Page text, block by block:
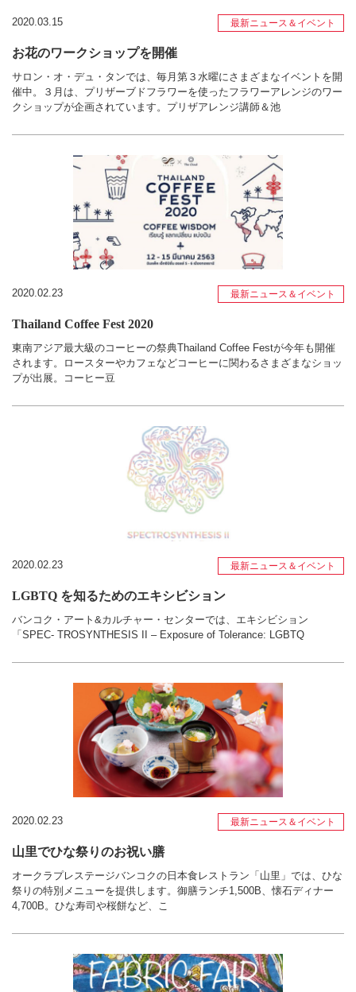
2020.03.15 最新ニュース＆イベント
お花のワークショップを開催
サロン・オ・デュ・タンでは、毎月第３水曜にさまざまなイベントを開
催中。３月は、プリザーブドフラワーを使ったフラワーアレンジのワー
クショップが企画されています。プリザアレンジ講師＆池
2020.02.23 最新ニュース＆イベント
Thailand Coffee Fest 2020
東南アジア最大級のコーヒーの祭典Thailand Coffee Festが今年も開催
されます。ロースターやカフェなどコーヒーに関わるさまざまなショッ
プが出展。コーヒー豆
2020.02.23 最新ニュース＆イベント
LGBTQ を知るためのエキシビション
バンコク・アート&カルチャー・センターでは、エキシビション
「SPEC- TROSYNTHESIS II – Exposure of Tolerance: LGBTQ
2020.02.23 最新ニュース＆イベント
山里でひな祭りのお祝い膳
オークラプレステージバンコクの日本食レストラン「山里」では、ひな
祭りの特別メニューを提供します。御膳ランチ1,500B、懐石ディナー
4,700B。ひな寿司や桜餅など、こ